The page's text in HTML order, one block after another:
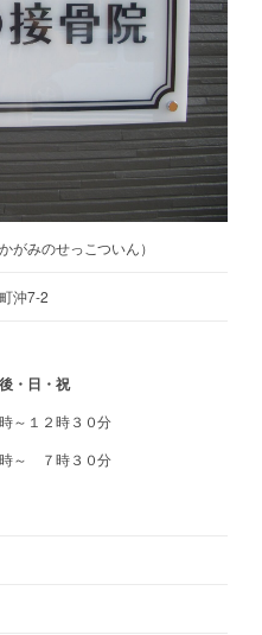
がみのせっこついん）
沖7-2
・日・祝
～１２時３０分
７時３０分